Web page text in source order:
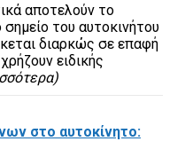
αποτελούν το
σημείο του αυτοκινήτου
διαρκώς σε επαφή
ειδικής
στο αυτοκίνητο: